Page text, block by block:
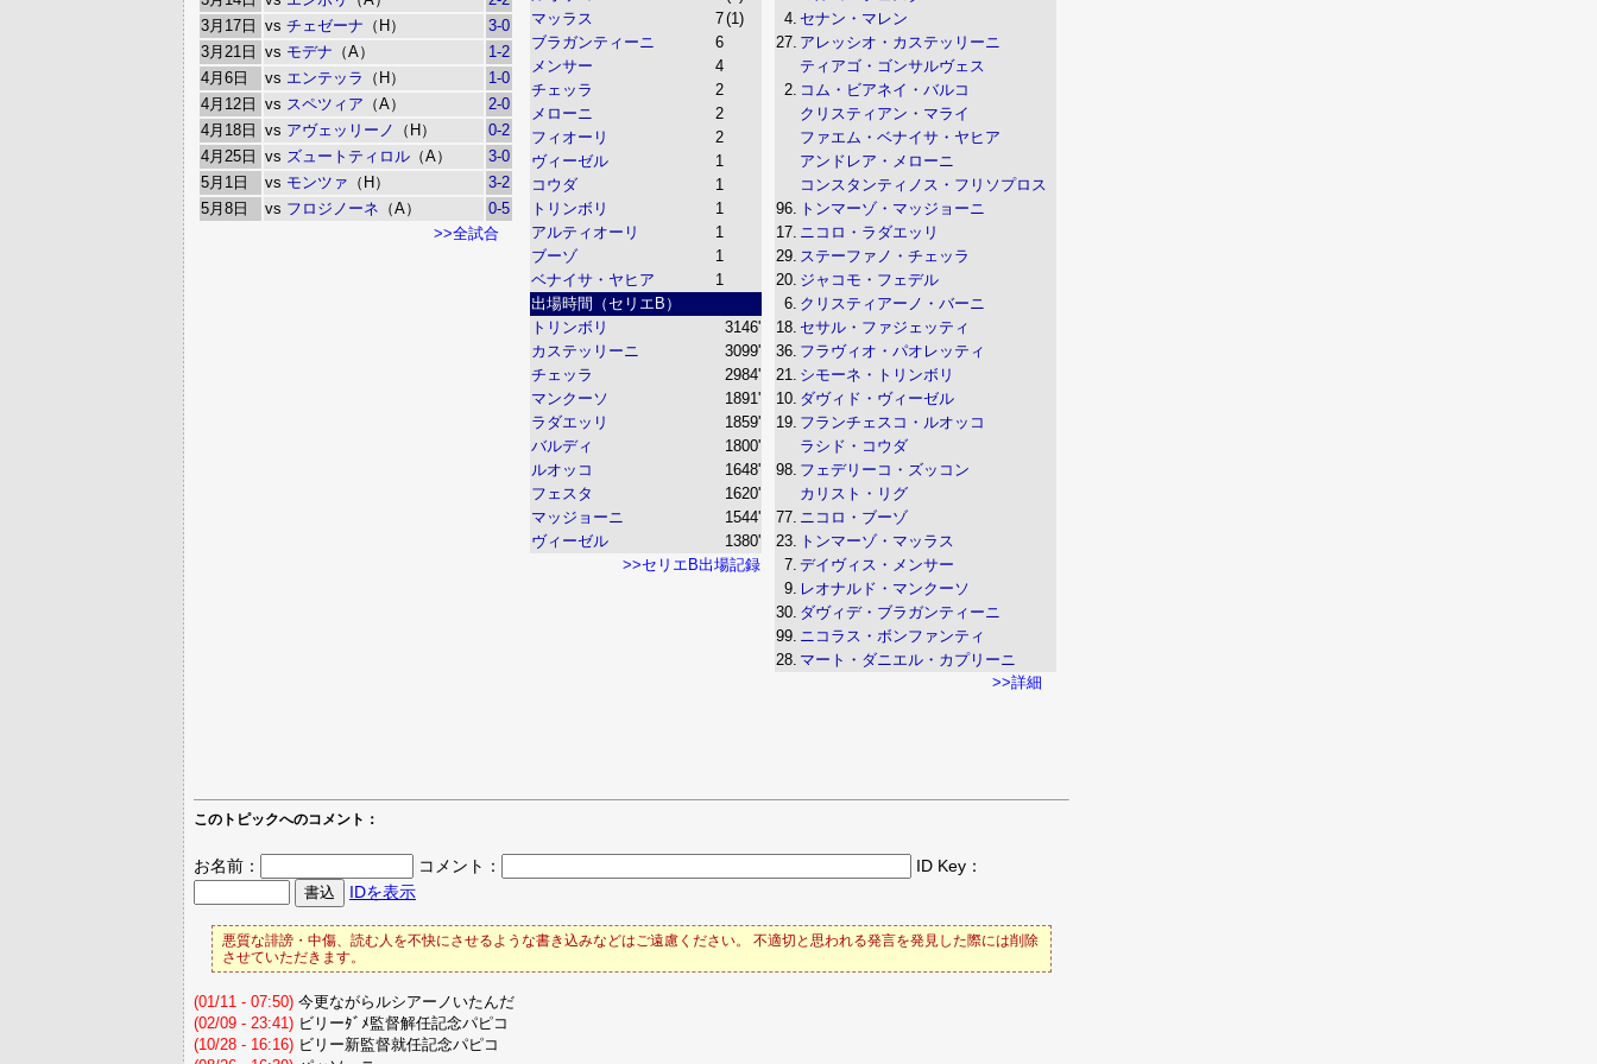
3月17日
vs チェゼーナ （H）
3-0
3月21日
vs モデナ （A）
1-2
4月6日
vs エンテッラ （H）
1-0
4月12日
vs スペツィア （A）
2-0
4月18日
vs アヴェッリーノ （H）
0-2
4月25日
vs ズュートティロル （A）
3-0
5月1日
vs モンツァ （H）
3-2
5月8日
vs フロジノーネ （A）
0-5
>>全試合
マッラス
7(1)
ブラガンティーニ
6
メンサー
4
チェッラ
2
メローニ
2
フィオーリ
2
ヴィーゼル
1
コウダ
1
トリンボリ
1
アルティオーリ
1
ブーゾ
1
ベナイサ・ヤヒア
1
出場時間（セリエB）
トリンボリ
3146'
カステッリーニ
3099'
チェッラ
2984'
マンクーソ
1891'
ラダエッリ
1859'
バルディ
1800'
ルオッコ
1648'
フェスタ
1620'
マッジョーニ
1544'
ヴィーゼル
1380'
>>セリエB出場記録
4. セナン・マレン
27. アレッシオ・カステッリーニ
ティアゴ・ゴンサルヴェス
2. コム・ビアネイ・バルコ
クリスティアン・マライ
ファエム・ベナイサ・ヤヒア
アンドレア・メローニ
コンスタンティノス・フリソプロス
96. トンマーゾ・マッジョーニ
17. ニコロ・ラダエッリ
29. ステーファノ・チェッラ
20. ジャコモ・フェデル
6. クリスティアーノ・バーニ
18. セサル・ファジェッティ
36. フラヴィオ・パオレッティ
21. シモーネ・トリンボリ
10. ダヴィド・ヴィーゼル
19. フランチェスコ・ルオッコ
ラシド・コウダ
98. フェデリーコ・ズッコン
カリスト・リグ
77. ニコロ・ブーゾ
23. トンマーゾ・マッラス
7. デイヴィス・メンサー
9. レオナルド・マンクーソ
30. ダヴィデ・ブラガンティーニ
99. ニコラス・ボンファンティ
28. マート・ダニエル・カプリーニ
>>詳細
このトピックへのコメント：
お名前： コメント：
ID Key：
IDを表示
悪質な誹謗・中傷、読む人を不快にさせるような書き込みなどはご遠慮ください。 不適切と思われる発言を発見した際には削除
させていただきます。
(01/11 - 07:50) 今更ながらルシアーノいたんだ
(02/09 - 23:41) ビリーﾀﾞﾒ監督解任記念パピコ
(10/28 - 16:16) ビリー新監督就任記念パピコ